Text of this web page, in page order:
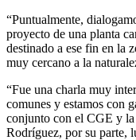
“Puntualmente,
proyecto de una planta
destinado a ese fin en la
muy cercano a la
“Fue una charla muy
comunes y estamos con
conjunto con el CGE y
Rodríguez, por su parte,